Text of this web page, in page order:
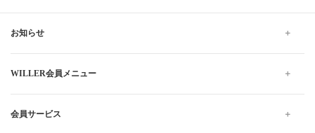
お知らせ
WILLER会員メニュー
会員サービス